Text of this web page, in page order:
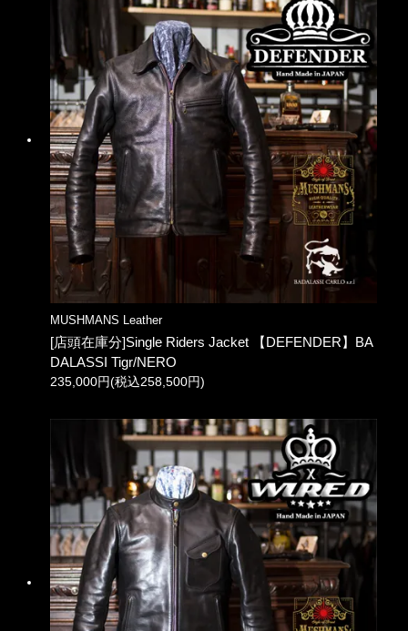
MUSHMANS Leather
[店頭在庫分]Single Riders Jacket 【DEFENDER】BA
DALASSI Tigr/NERO
235,000円(税込258,500円)